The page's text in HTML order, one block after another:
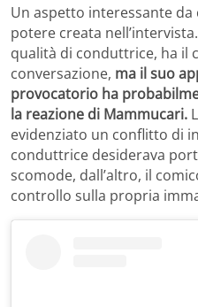
Un aspetto interessante
potere creata
qualità di conduttrice, ha il
conversazione, ma il suo
provocatorio ha
la reazione di Mammucari.
evidenziato un conflitto di
conduttrice desiderava
scomode, dall’altro, il
controllo sulla propria